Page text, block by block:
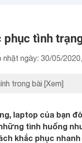
phục tình
nhật ngày: 30/05/
trong bài [Xem]
laptop của bạn
tình huống
khắc phục nhanh